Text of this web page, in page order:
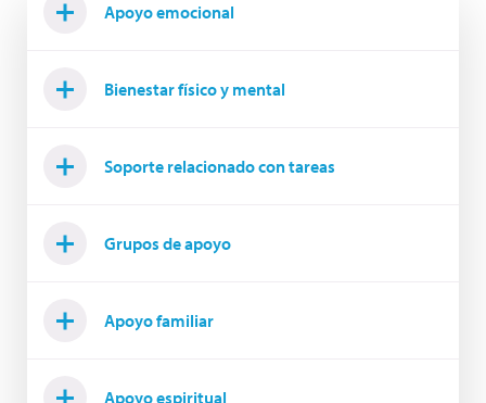
Apoyo emocional
Bienestar físico y mental
Soporte relacionado con tareas
Grupos de apoyo
Apoyo familiar
Apoyo espiritual